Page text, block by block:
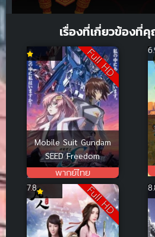
เรื่องที่เกี่ยวข้องที่
Full HD
Mobile Suit Gundam
SEED Freedom
พากย์ไทย
Full HD
7.8